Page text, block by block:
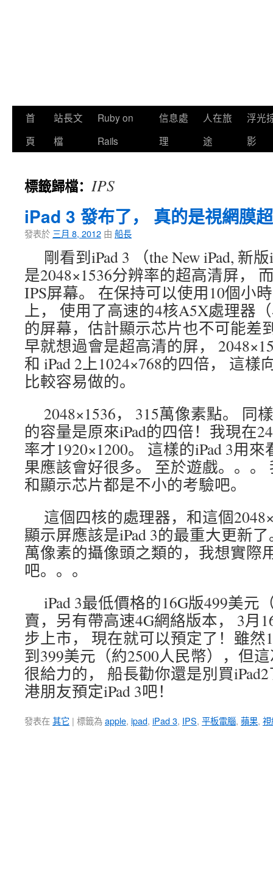
首
頁
站長文
檔
Ruby on
Rails
信息處
理
人在旅
途
浮光
影
標籤歸檔： IPS
iPad 3 發布了， 真的是視網膜
發表於 三月 8, 2012 由 船長
剛看到iPad 3 （the New iPad, 新
是2048×1536分辨率的超高清屏，
IPS屏幕。 在保持可以使用10個小
上， 使用了高速的4核A5X處理器
的屏幕，估計顯示芯片也不可能差
早就想過會是超高清的屏，
和 iPad 2上1024×768的四倍， 這
比較容易做的。
2048×1536， 315萬像素點。 同
的容量是原來iPad的四倍！我現在
率才1920×1200。 這樣的iPad 3用
果應該會好很多。 至於遊戲。。。
和顯示芯片都是不小的考驗吧。
這個四核的處理器，和這個
顯示屏應該是iPad 3的最重大更新
萬像素的攝像頭之類的，我想實際
吧。。。
iPad 3最低價格的16G版499美元
賣，另有帶高速4G網絡版本， 3月
步上市， 現在就可以預定了！雖然
到399美元（約2500人民幣），但
很給力的， 船長勸你還是別買
港朋友預定iPad 3吧！
發表在其它 | 標籤為apple, ipad, iPad 3, IPS, 平板電腦, 蘋果,